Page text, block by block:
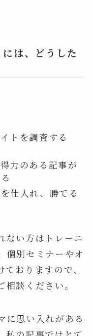
は、どうした
トを調査する
力のある記事が
仕入れ、勝てる
ない方はトレーニ
個別セミナーやオ
おりますので、
相談ください。
に思い入れがある